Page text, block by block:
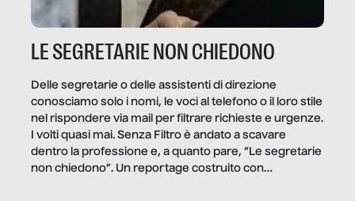
LE SEGRETARIE NON CHIEDONO
Delle segretarie o delle assistenti di direzione
conosciamo solo i nomi, le voci al telefono o il loro stile
nel rispondere via mail per filtrare richieste e urgenze.
I volti quasi mai. Senza Filtro è andato a scavare
dentro la professione e, a quanto pare, “Le segretarie
non chiedono”. Un reportage costruito con